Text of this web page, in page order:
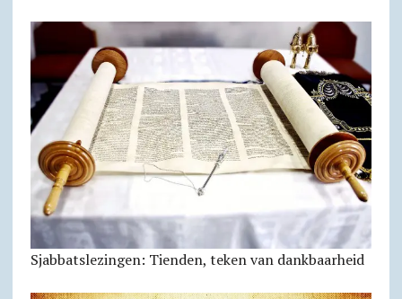
Sjabbats­lezingen: Tienden, teken van dankbaarheid